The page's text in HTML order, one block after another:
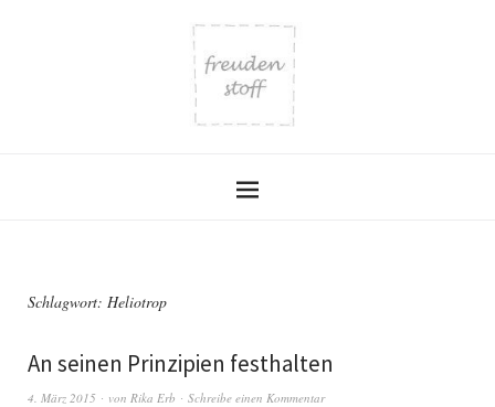
Schlagwort: Heliotrop
An seinen Prinzipien festhalten
4. März 2015 von Rika Erb Schreibe einen Kommentar